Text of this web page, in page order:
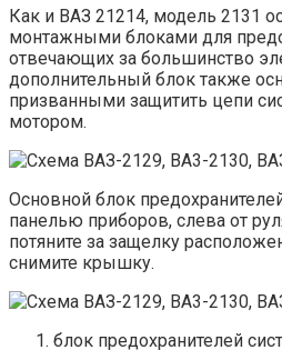
Как и ВАЗ 21214, модель 2131
монтажными блоками для
отвечающих за большинство
дополнительный блок также
призванными защитить цепи
мотором.
Основной блок
панелью приборов, слева от
потяните за защелку
снимите крышку.
блок предохранителей